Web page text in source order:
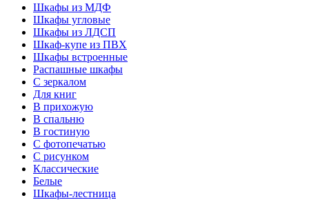
Шкафы из МДФ
Шкафы угловые
Шкафы из ЛДСП
Шкаф-купе из ПВХ
Шкафы встроенные
Распашные шкафы
С зеркалом
Для книг
В прихожую
В спальню
В гостиную
С фотопечатью
С рисунком
Классические
Белые
Шкафы-лестница